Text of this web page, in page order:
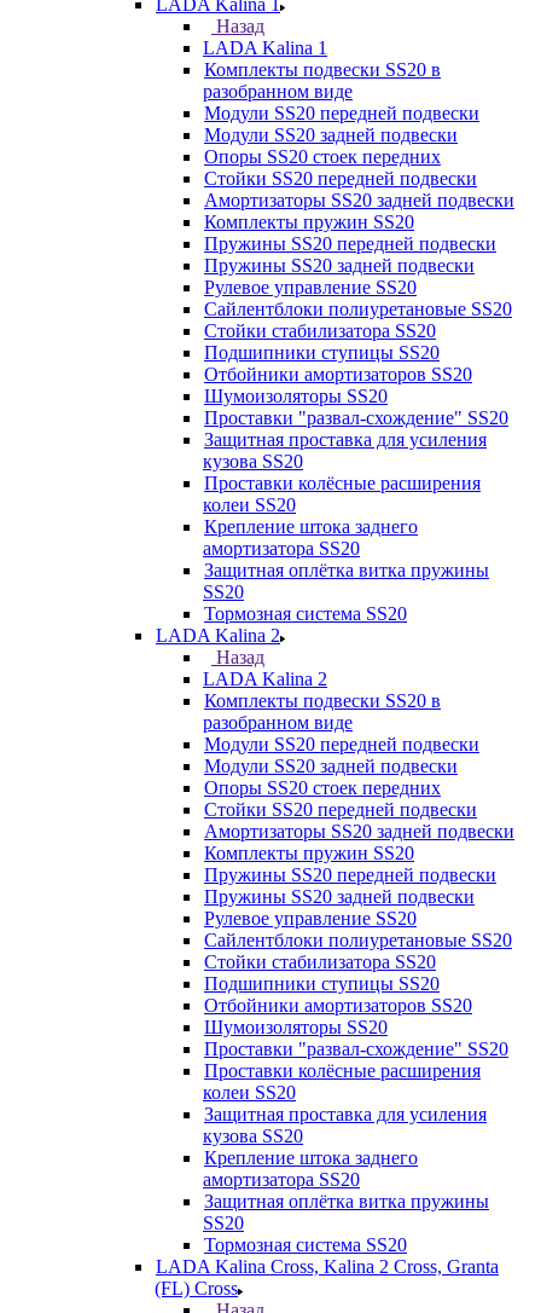
LADA Kalina 1
Назад
LADA Kalina 1
Комплекты подвески SS20 в
разобранном виде
Модули SS20 передней подвески
Модули SS20 задней подвески
Опоры SS20 стоек передних
Стойки SS20 передней подвески
Амортизаторы SS20 задней подвески
Комплекты пружин SS20
Пружины SS20 передней подвески
Пружины SS20 задней подвески
Рулевое управление SS20
Сайлентблоки полиуретановые SS20
Стойки стабилизатора SS20
Подшипники ступицы SS20
Отбойники амортизаторов SS20
Шумоизоляторы SS20
Проставки "развал-схождение" SS20
Защитная проставка для усиления
кузова SS20
Проставки колёсные расширения
колеи SS20
Крепление штока заднего
амортизатора SS20
Защитная оплётка витка пружины
SS20
Тормозная система SS20
LADA Kalina 2
Назад
LADA Kalina 2
Комплекты подвески SS20 в
разобранном виде
Модули SS20 передней подвески
Модули SS20 задней подвески
Опоры SS20 стоек передних
Стойки SS20 передней подвески
Амортизаторы SS20 задней подвески
Комплекты пружин SS20
Пружины SS20 передней подвески
Пружины SS20 задней подвески
Рулевое управление SS20
Сайлентблоки полиуретановые SS20
Стойки стабилизатора SS20
Подшипники ступицы SS20
Отбойники амортизаторов SS20
Шумоизоляторы SS20
Проставки "развал-схождение" SS20
Проставки колёсные расширения
колеи SS20
Защитная проставка для усиления
кузова SS20
Крепление штока заднего
амортизатора SS20
Защитная оплётка витка пружины
SS20
Тормозная система SS20
LADA Kalina Cross, Kalina 2 Cross, Granta
(FL) Cross